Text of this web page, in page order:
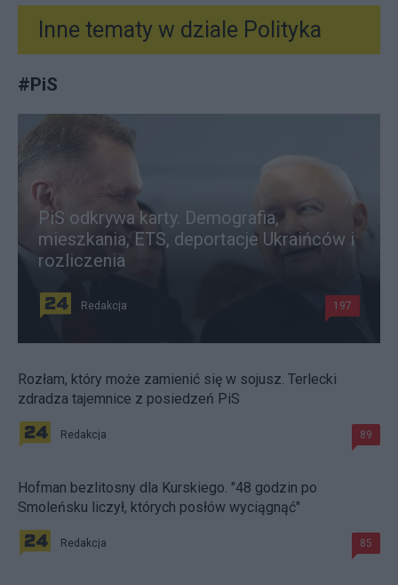
Inne tematy w dziale Polityka
#PiS
PiS odkrywa karty. Demografia,
mieszkania, ETS, deportacje Ukraińców i
rozliczenia
Redakcja 197
Rozłam, który może zamienić się w sojusz. Terlecki
zdradza tajemnice z posiedzeń PiS
Redakcja 89
Hofman bezlitosny dla Kurskiego. "48 godzin po
Smoleńsku liczył, których posłów wyciągnąć"
Redakcja 85